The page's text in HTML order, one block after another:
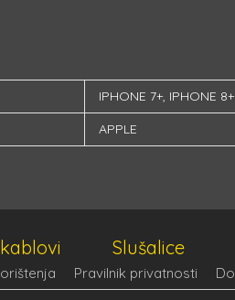
IPHONE 7+, IPHONE 8+
APPLE
Slušalice
Pravilnik privatnosti